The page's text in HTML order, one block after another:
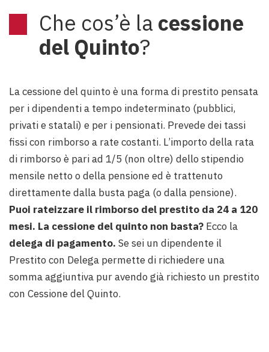
Che cos’è la cessione
del Quinto?
La cessione del quinto è una forma di prestito pensata
per i dipendenti a tempo indeterminato (pubblici,
privati e statali) e per i pensionati. Prevede dei tassi
fissi con rimborso a rate costanti. L’importo della rata
di rimborso è pari ad 1/5 (non oltre) dello stipendio
mensile netto o della pensione ed è trattenuto
direttamente dalla busta paga (o dalla pensione).
Puoi rateizzare il rimborso del prestito da 24 a 120
mesi. La cessione del quinto non basta? Ecco la
delega di pagamento. Se sei un dipendente il
Prestito con Delega permette di richiedere una
somma aggiuntiva pur avendo già richiesto un prestito
con Cessione del Quinto.